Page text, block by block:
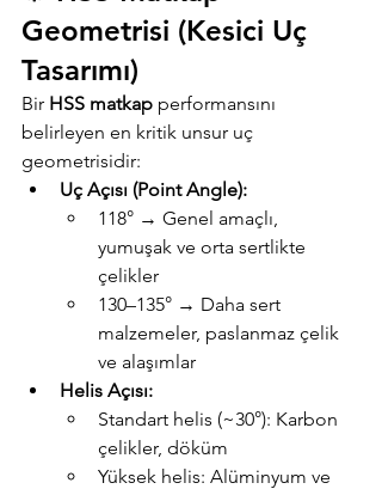
Geometrisi (Kesici Uç
Tasarımı)
Bir HSS matkap performansını
belirleyen en kritik unsur uç
geometrisidir:
Uç Açısı (Point Angle):
118° → Genel amaçlı,
yumuşak ve orta sertlikte
çelikler
130–135° → Daha sert
malzemeler, paslanmaz çelik
ve alaşımlar
Helis Açısı:
Standart helis (~30°): Karbon
çelikler, döküm
Yüksek helis: Alüminyum ve